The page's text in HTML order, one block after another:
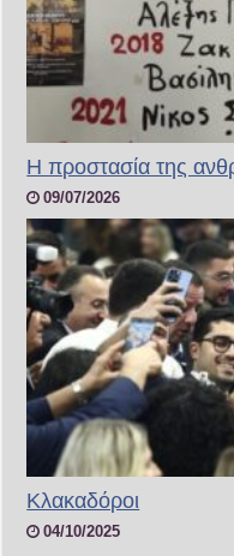
H προστασία της
09/07/2026
Κλακαδόροι
04/10/2025